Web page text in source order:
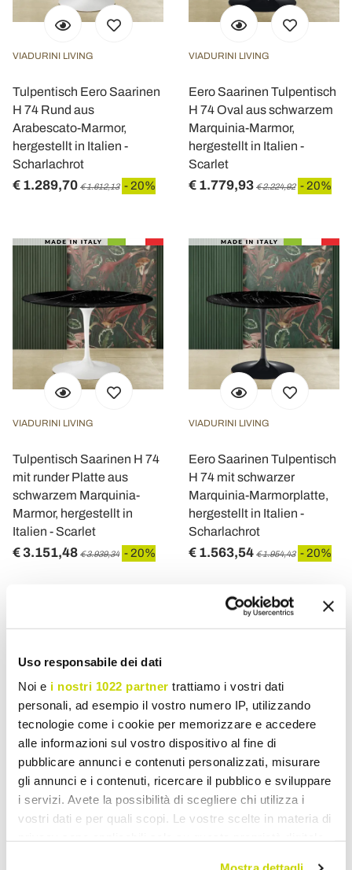
Uso responsabile dei dati
Noi e i nostri 1022 partner trattiamo i vostri dati
personali, ad esempio il vostro numero IP, utilizzando
tecnologie come i cookie per memorizzare e accedere
alle informazioni sul vostro dispositivo al fine di
pubblicare annunci e contenuti personalizzati, misurare
gli annunci e i contenuti, ricercare il pubblico e sviluppare
i servizi. Avete la possibilità di scegliere chi utilizza i
vostri dati e per quali scopi. Le vostre scelte in materia di
VIADURINI LIVING
Tulpentisch Eero Saarinen
H 74 Rund aus
Arabescato-Marmor,
hergestellt in Italien -
Scharlachrot
€ 1.289,70 € 1.612,13 - 20%
VIADURINI LIVING
Eero Saarinen Tulpentisch
H 74 Oval aus schwarzem
Marquinia-Marmor,
hergestellt in Italien -
Scarlet
€ 1.779,93 € 2.224,92 - 20%
VIADURINI LIVING
Tulpentisch Saarinen H 74
mit runder Platte aus
schwarzem Marquinia-
Marmor, hergestellt in
Italien - Scarlet
€ 3.151,48 € 3.939,34 - 20%
VIADURINI LIVING
Eero Saarinen Tulpentisch
H 74 mit schwarzer
Marquinia-Marmorplatte,
hergestellt in Italien -
Scharlachrot
€ 1.563,54 € 1.954,43 - 20%
VIADURINI LIVING
Eero Saarinen Tulip Tisch
H 74 Rund aus schwarzem
VIADURINI LIVING
Tulpentisch Saarinen H 74
Oval aus Carrara-Marmor
Statuarietto Made in Italy -